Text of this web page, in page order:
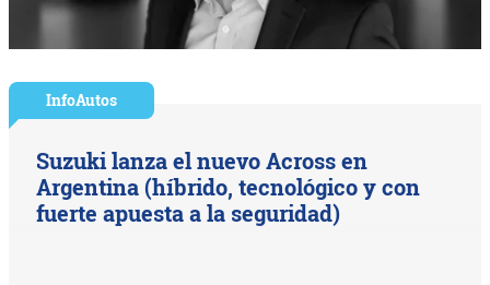
InfoAutos
Suzuki lanza el nuevo Across en
Argentina (híbrido, tecnológico y con
fuerte apuesta a la seguridad)